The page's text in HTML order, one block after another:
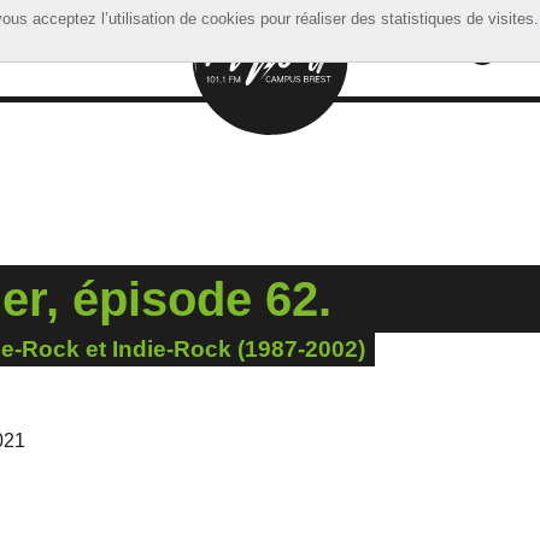
acceptez l’utilisation de cookies pour réaliser des statistiques de visites.
acceptez l’utilisation de cookies pour réaliser des statistiques de visites.
épisode 62.
Rock et Indie-Rock (1987-2002)